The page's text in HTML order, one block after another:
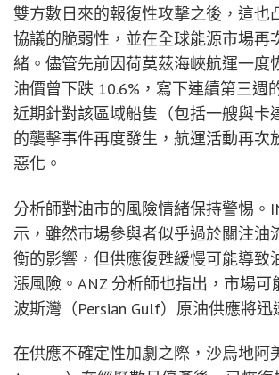
雙方數日來的報復性攻擊之後，這也
協議的脆弱性，並在全球能源市場再
緒。儘管先前因荷莫茲海峽航運一度
油價曾下跌 10.6%，寫下連續第三週
近期針對該區域船隻（包括一艘與卡
的襲擊事件再度發生，航運活動再次
惡化。
分析師對油市的風險情緒保持警惕。
示，雖然市場參與者似乎過於關注油
衡的影響，但供應復甦緩慢可能導致
漲風險。ANZ 分析師也指出，市場可
波斯灣（Persian Gulf）原油供應將迅
在供應不確定性加劇之際，沙烏地阿